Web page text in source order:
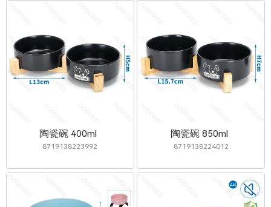
陶瓷碗 400ml
8719138223992
陶瓷碗 850ml
8719138224012